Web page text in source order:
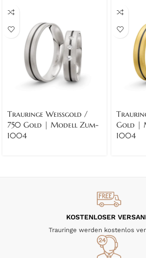
Trauringe Weissgold /
750 Gold | Modell Zum-
1004
Gold |
1004
KOSTENLOSER
Trauringe werden kostenlos